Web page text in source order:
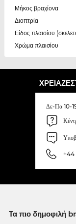
Μήκος βραχίονα
Διοπτρία
Είδος πλαισίου
Χρώμα πλαισίου
Δε-Πα 10-
+44
Τα πιο δημοφιλή